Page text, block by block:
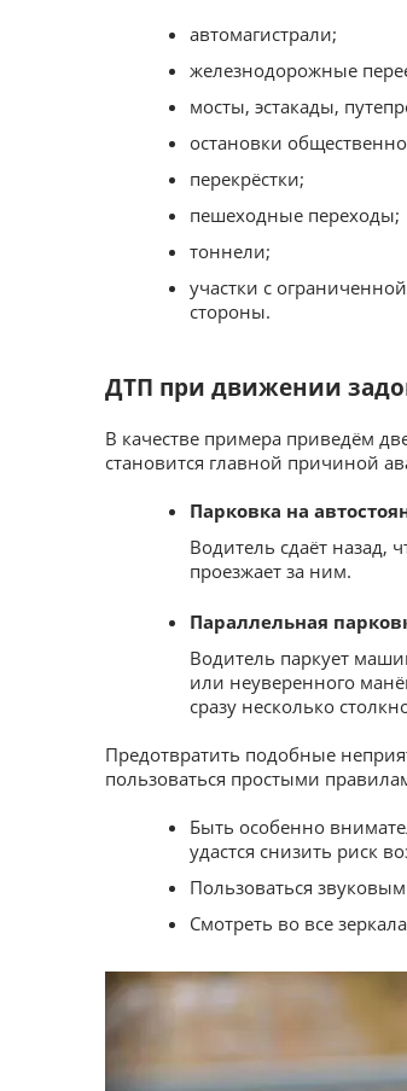
автомагистрали;
железнодорожные
мосты, эстакады,
остановки
перекрёстки;
пешеходные переходы;
тоннели;
участки с
стороны.
ДТП при движении
В качестве примера приведём
становится главной причиной
Парковка на
Водитель сдаёт назад,
проезжает за ним.
Параллельная
Водитель паркует
или неуверенного
сразу несколько
Предотвратить подобные
пользоваться простыми
Быть особенно
удастся снизить риск
Пользоваться
Смотреть во все